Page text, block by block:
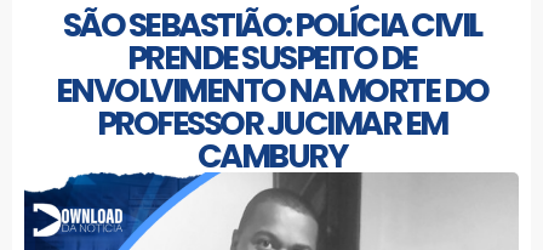
SÃO SEBASTIÃO: POLÍCIA CIVIL
PRENDE SUSPEITO DE
ENVOLVIMENTO NA MORTE DO
PROFESSOR JUCIMAR EM
CAMBURY